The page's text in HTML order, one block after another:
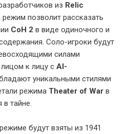
из Relic
режим позволит рассказать
CoH 2 в виде одиночного и
Соло-игроки будут
силами
лицом к лицу с AI-
уникальными стилями
режима Theater of War в
в тайне.
будут взяты из 1941